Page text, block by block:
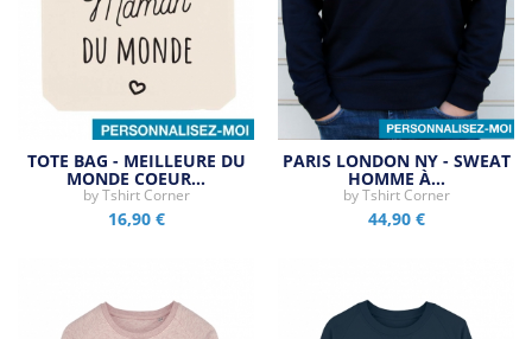
TOTE BAG - MEILLEURE DU
MONDE COEUR…
byTshirt Corner
16,90 €
PARIS LONDON NY - SWEAT
HOMME À…
byTshirt Corner
44,90 €